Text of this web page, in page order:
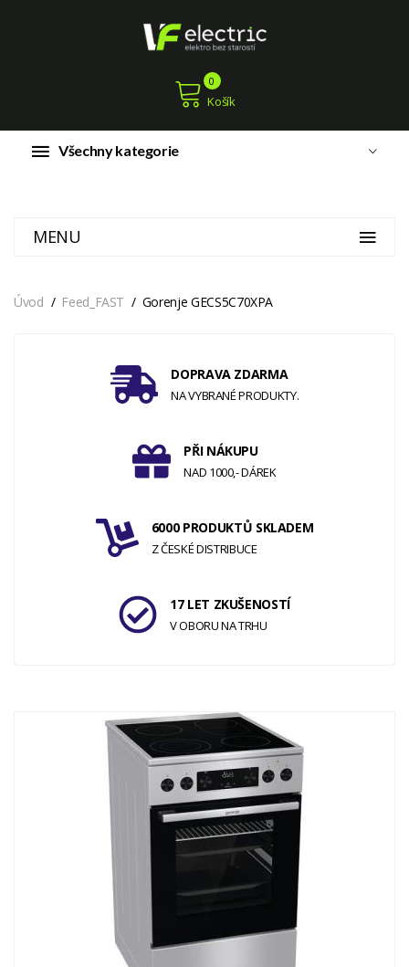
Košík
0
Všechny kategorie
MENU
Úvod Feed_FAST Gorenje GECS5C70XPA
DOPRAVA ZDARMA
NA VYBRANÉ PRODUKTY.
PŘI NÁKUPU
NAD 1000,- DÁREK
6000 PRODUKTŮ SKLADEM
Z ČESKÉ DISTRIBUCE
17 LET ZKUŠENOSTÍ
V OBORU NA TRHU